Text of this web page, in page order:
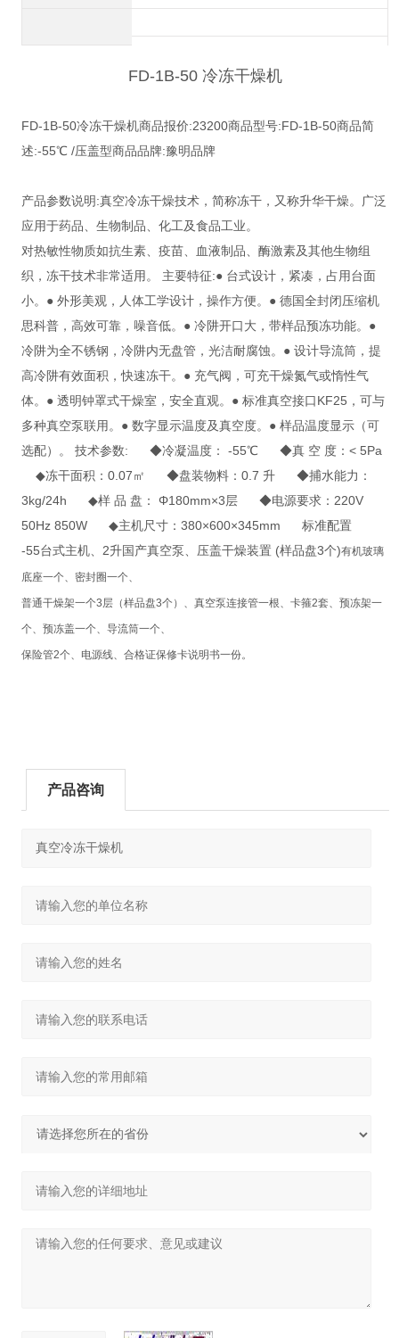
FD-1B-50 冷冻干燥机
FD-1B-50冷冻干燥机商品报价:23200商品型号:FD-1B-50商品简
述:-55℃ /压盖型商品品牌:豫明品牌
产品参数说明:真空冷冻干燥技术，简称冻干，又称升华干燥。广泛
应用于药品、生物制品、化工及食品工业。
对热敏性物质如抗生素、疫苗、血液制品、酶激素及其他生物组
织，冻干技术非常适用。 主要特征:● 台式设计，紧凑，占用台面
小。● 外形美观，人体工学设计，操作方便。● 德国全封闭压缩机
思科普，高效可靠，噪音低。● 冷阱开口大，带样品预冻功能。●
冷阱为全不锈钢，冷阱内无盘管，光洁耐腐蚀。● 设计导流筒，提
高冷阱有效面积，快速冻干。● 充气阀，可充干燥氮气或惰性气
体。● 透明钟罩式干燥室，安全直观。● 标准真空接口KF25，可与
多种真空泵联用。● 数字显示温度及真空度。● 样品温度显示（可
选配）。 技术参数: ◆冷凝温度： -55℃ ◆真 空 度：< 5Pa
◆冻干面积：0.07㎡ ◆盘装物料：0.7 升 ◆捕水能力：
3kg/24h ◆样 品 盘： Φ180mm×3层 ◆电源要求：220V
50Hz 850W ◆主机尺寸：380×600×345mm 标准配置
-55台式主机、2升国产真空泵、压盖干燥装置 (样品盘3个)有机玻璃
底座一个、密封圈一个、
普通干燥架一个3层（样品盘3个）、真空泵连接管一根、卡箍2套、预冻架一
个、预冻盖一个、导流筒一个、
保险管2个、电源线、合格证保修卡说明书一份。
产品咨询